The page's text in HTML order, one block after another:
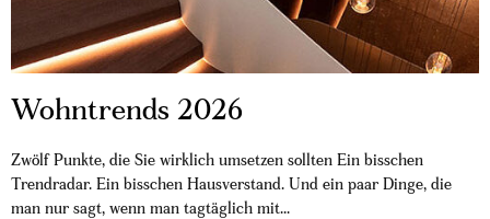
Wohntrends 2026
Zwölf Punkte, die Sie wirklich umsetzen sollten Ein bisschen
Trendradar. Ein bisschen Hausverstand. Und ein paar Dinge, die
man nur sagt, wenn man tagtäglich mit...